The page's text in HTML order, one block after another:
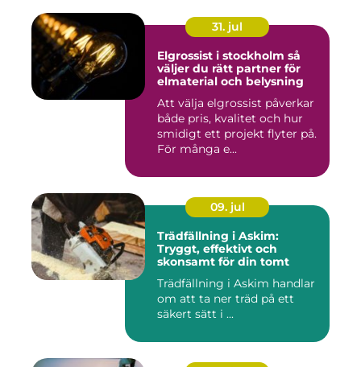
31. jul
Elgrossist i stockholm så
väljer du rätt partner för
elmaterial och belysning
Att välja elgrossist påverkar
både pris, kvalitet och hur
smidigt ett projekt flyter på.
För många e...
09. jul
Trädfällning i Askim:
Tryggt, effektivt och
skonsamt för din tomt
Trädfällning i Askim handlar
om att ta ner träd på ett
säkert sätt i ...